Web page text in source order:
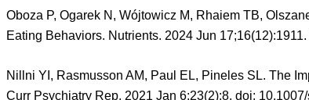
Oboza P, Ogarek N, Wójtowicz M, Rhaiem TB,
Eating Behaviors. Nutrients. 2024 Jun
Nillni YI, Rasmusson AM, Paul EL, Pineles SL. The
Curr Psychiatry Rep. 2021 Jan 6;23(2):8. doi: